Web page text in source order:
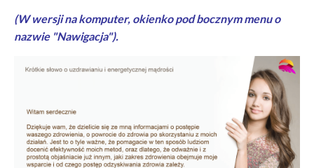
(W wersji na komputer, okienko pod bocznym menu o
nazwie "Nawigacja").